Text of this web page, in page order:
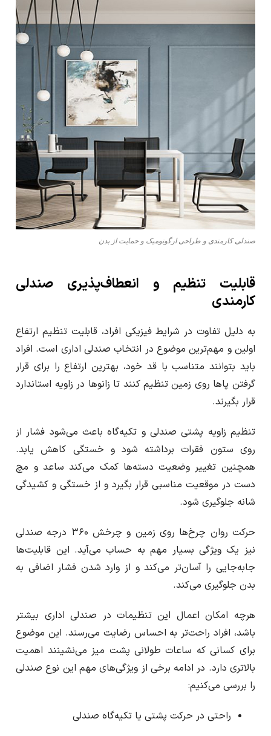
صندلی کارمندی و طراحی ارگونومیک و حمایت از بدن
قابلیت تنظیم و انعطاف‌پذیری صندلی
کارمندی
به دلیل تفاوت در شرایط فیزیکی افراد، قابلیت تنظیم ارتفاع
اولین و مهم‌ترین موضوع در انتخاب صندلی اداری است. افراد
باید بتوانند متناسب با قد خود، بهترین ارتفاع را برای قرار
گرفتن پاها روی زمین تنظیم کنند تا زانوها در زاویه استاندارد
قرار بگیرند.
تنظیم زاویه پشتی صندلی و تکیه‌گاه باعث می‌شود فشار از
روی ستون فقرات برداشته شود و خستگی کاهش یابد.
همچنین تغییر وضعیت دسته‌ها کمک می‌کند ساعد و مچ
دست در موقعیت مناسبی قرار بگیرد و از خستگی و کشیدگی
شانه جلوگیری شود.
حرکت روان چرخ‌ها روی زمین و چرخش ۳۶۰ درجه صندلی
نیز یک ویژگی بسیار مهم به حساب می‌آید. این قابلیت‌ها
جابه‌جایی را آسان‌تر می‌کند و از وارد شدن فشار اضافی به
بدن جلوگیری می‌کند.
هرچه امکان اعمال این تنظیمات در صندلی اداری بیشتر
باشد، افراد راحت‌تر به احساس رضایت می‌رسند. این موضوع
برای کسانی که ساعات طولانی پشت میز می‌نشینند اهمیت
بالاتری دارد. در ادامه برخی از ویژگی‌های مهم این نوع صندلی
را بررسی می‌کنیم:
راحتی در حرکت پشتی یا تکیه‌گاه صندلی